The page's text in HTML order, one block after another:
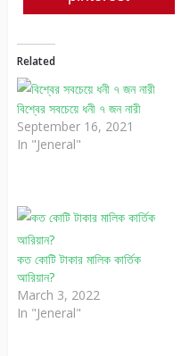
Related
বিশ্বের সবচেয়ে ধনী ৭ জন নারী
September 16, 2021
In "Jeneral"
কত কোটি টাকার মালিক কার্তিক
আরিয়ান?
March 3, 2022
In "Jeneral"